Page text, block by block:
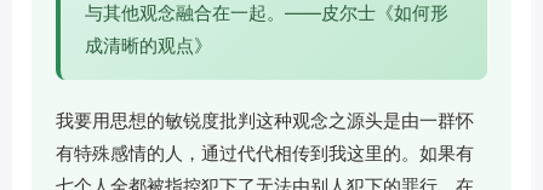
与其他观念融合在一起。——皮尔士《如何形
成清晰的观点》
我要用思想的敏锐度批判这种观念之源头是由一群怀
有特殊感情的人，通过代代相传到我这里的。如果有